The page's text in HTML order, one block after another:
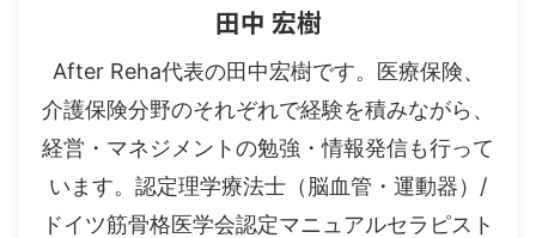
田中 宏樹
After Reha代表の田中宏樹です。医療保険、
介護保険分野のそれぞれで経験を積みながら、
経営・マネジメントの勉強・情報発信も行って
います。認定理学療法士（脳血管・運動器）/
ドイツ筋骨格医学会認定マニュアルセラピスト